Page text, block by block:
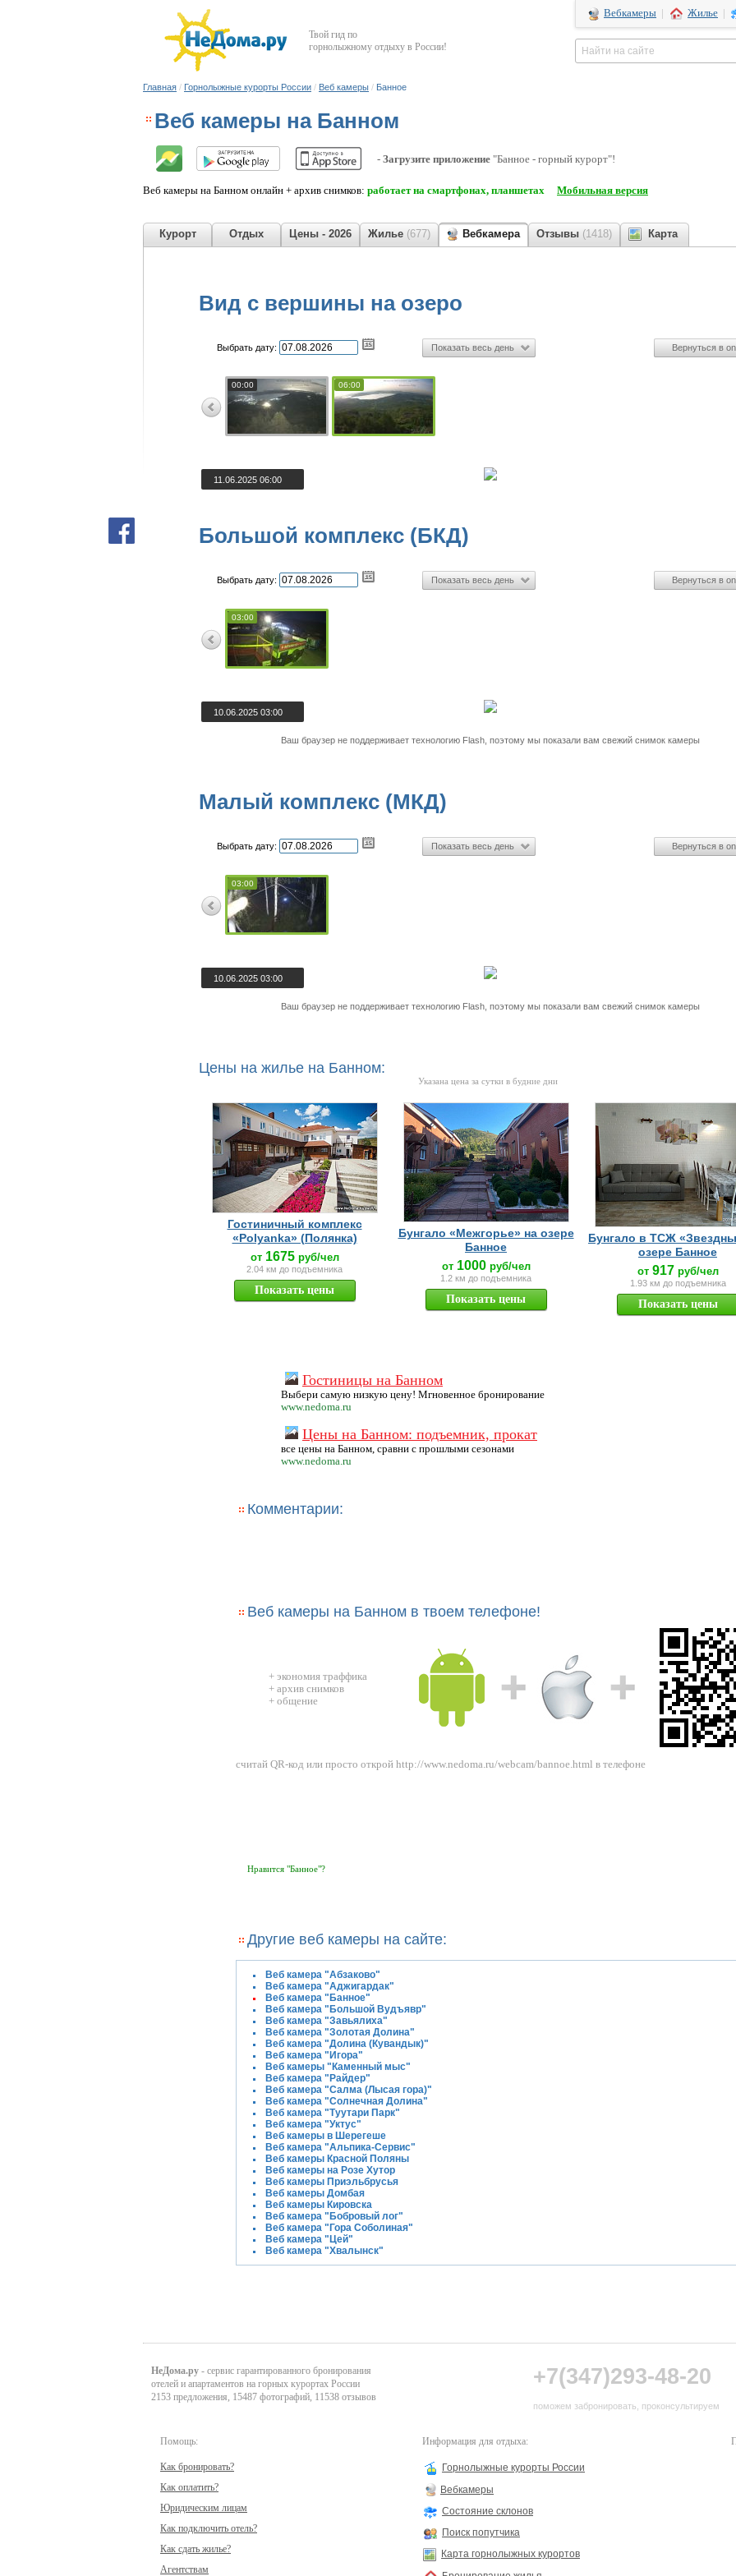
Твой гид по
горнолыжному отдыху в России!
Вебкамеры Жилье
Главная / Горнолыжные курорты России / Веб камеры / Банное
Веб камеры на Банном
- Загрузите приложение "Банное - горный курорт"!
Веб камеры на Банном онлайн + архив снимков: работает на смартфонах, планшетах Мобильная версия
Курорт Отдых Цены - 2026 Жилье (677) Вебкамера Отзывы (1418) Карта
Вид с вершины на озеро
Вернуться в
Показать весь день
Выбрать дату:
00:00 06:00
11.06.2025 06:00
Большой комплекс (БКД)
Вернуться в
Показать весь день
Выбрать дату:
03:00
10.06.2025 03:00
Ваш браузер не поддерживает технологию Flash, поэтому мы показали вам свежий снимок камеры
Малый комплекс (МКД)
Вернуться в
Показать весь день
Выбрать дату:
03:00
10.06.2025 03:00
Ваш браузер не поддерживает технологию Flash, поэтому мы показали вам свежий снимок камеры
Цены на жилье на Банном:
Указана цена за сутки в будние дни
Гостиничный комплекс
«Polyanka» (Полянка)
от 1675руб/чел
2.04 км до подъемника
Показать цены
Бунгало «Межгорье» на озере
Банное
от 1000руб/чел
1.2 км до подъемника
Показать цены
Бунгало в ТСЖ
озере Банное
от 917 руб/чел
1.93 км до подъемника
Показать цены
Гостиницы на Банном
Выбери самую низкую цену! Мгновенное бронирование
www.nedoma.ru
Цены на Банном: подъемник, прокат
все цены на Банном, сравни с прошлыми сезонами
www.nedoma.ru
Комментарии:
Веб камеры на Банном в твоем телефоне!
+ экономия траффика
+ архив снимков
+ общение
считай QR-код или просто открой http://www.nedoma.ru/webcam/bannoe.html в телефоне
Нравится "Банное"?
Другие веб камеры на сайте:
Веб камера "Абзаково"
Веб камера "Аджигардак"
Веб камера "Банное"
Веб камера "Большой Вудъявр"
Веб камера "Завьялиха"
Веб камера "Золотая Долина"
Веб камера "Долина (Кувандык)"
Веб камера "Игора"
Веб камеры "Каменный мыс"
Веб камера "Райдер"
Веб камера "Салма (Лысая гора)"
Веб камера "Солнечная Долина"
Веб камера "Туутари Парк"
Веб камера "Уктус"
Веб камеры в Шерегеше
Веб камера "Альпика-Сервис"
Веб камеры Красной Поляны
Веб камеры на Розе Хутор
Веб камеры Приэльбрусья
Веб камеры Домбая
Веб камеры Кировска
Веб камера "Бобровый лог"
Веб камера "Гора Соболиная"
Веб камера "Цей"
Веб камера "Хвалынск"
НеДома.ру - сервис гарантированного бронирования
отелей и апартаментов на горных курортах России
2153 предложения, 15487 фотографий, 11538 отзывов
+7(347)293-48-20
поможем забронировать, проконсультируем
Помощь:
Как бронировать?
Как оплатить?
Юридическим лицам
Как подключить отель?
Как сдать жилье?
Агентствам
Информация для отдыха:
Горнолыжные курорты России
Вебкамеры
Состояние склонов
Поиск попутчика
Карта горнолыжных курортов